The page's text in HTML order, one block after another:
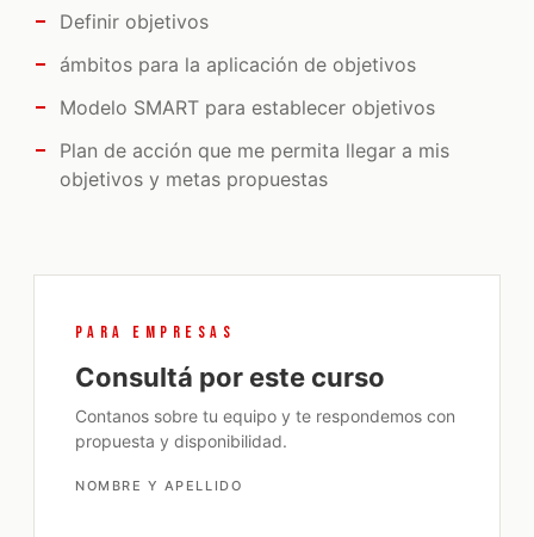
Definir objetivos
ámbitos para la aplicación de objetivos
Modelo SMART para establecer objetivos
Plan de acción que me permita llegar a mis
objetivos y metas propuestas
PARA EMPRESAS
Consultá por este curso
Contanos sobre tu equipo y te respondemos con
propuesta y disponibilidad.
NOMBRE Y APELLIDO